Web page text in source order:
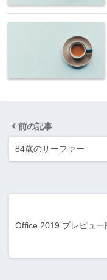
前の記事
84歳のサーファー
Office 2019 プレビュ